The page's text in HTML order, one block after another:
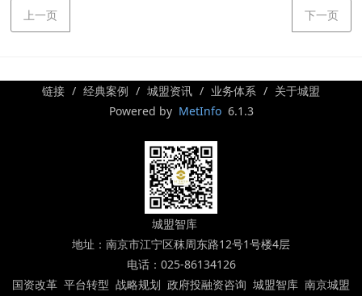
上一页 下一页
链接 经典案例 城盟资讯 业务体系
关于城盟
Powered by MetInfo6.1.3
城盟智库
地址：南京市江宁区秣周东路12号1号楼4层
电话：025-86134126
国资改革 平台转型 战略规划 政府投融资咨询 城盟智库 南京城盟